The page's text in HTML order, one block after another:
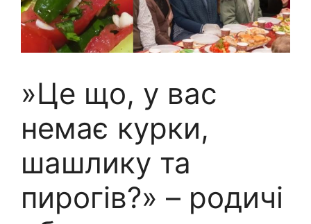
»Це що, у вас
немає курки,
шашлику та
пирогів?» – родичі